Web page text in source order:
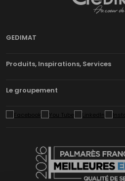
GEDIMAT
Produits, Inspirations, Services
Le groupement